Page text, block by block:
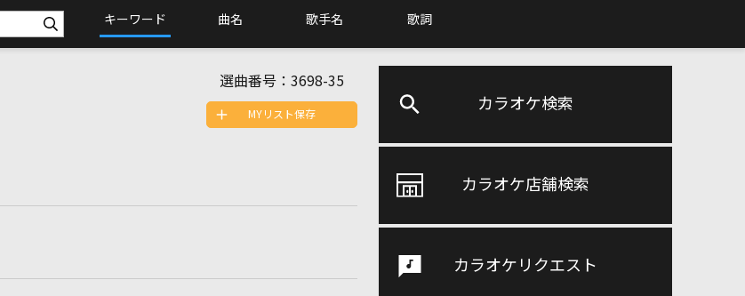
キーワード 曲名 歌手名 歌詞
カラオケ検索
カラオケ店舗検索
カラオケリクエスト
選曲番号： 3698-35
MYリスト保存